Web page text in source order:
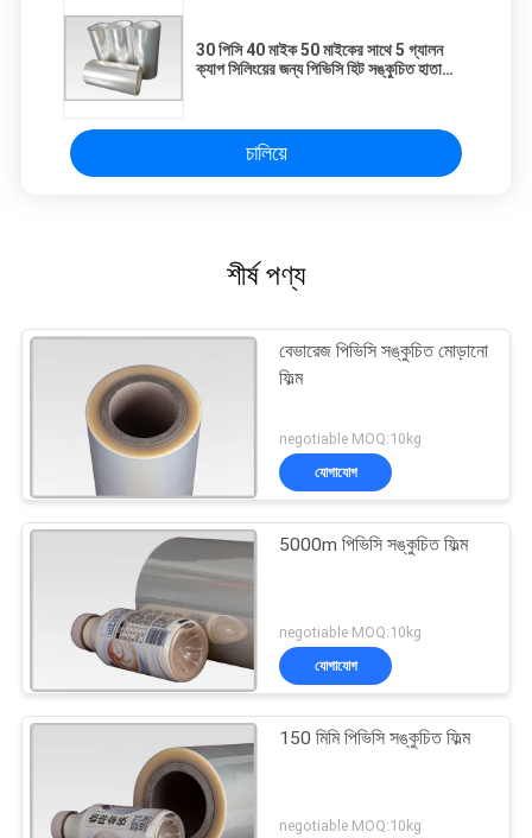
30 পিসি 40 মাইক 50 মাইকের সাথে 5 গ্যালন
ক্যাপ সিলিংয়ের জন্য পিভিসি হিট সঙ্কুচিত হাতা
চালিয়ে
শীর্ষ পণ্য
বেভারেজ পিভিসি সঙ্কুচিত মোড়ানো
ফিল্ম
negotiable MOQ:10kg
যোগাযোগ
5000m পিভিসি সঙ্কুচিত ফিল্ম
negotiable MOQ:10kg
যোগাযোগ
150 মিমি পিভিসি সঙ্কুচিত ফিল্ম
negotiable MOQ:10kg